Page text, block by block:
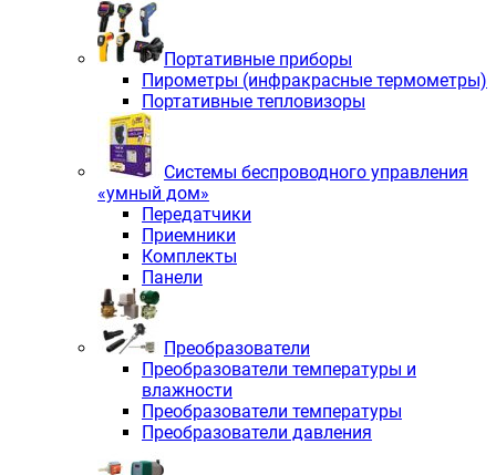
Портативные приборы
Пирометры (инфракрасные термометры)
Портативные тепловизоры
Системы беспроводного управления
«умный дом»
Передатчики
Приемники
Комплекты
Панели
Преобразователи
Преобразователи температуры и
влажности
Преобразователи температуры
Преобразователи давления